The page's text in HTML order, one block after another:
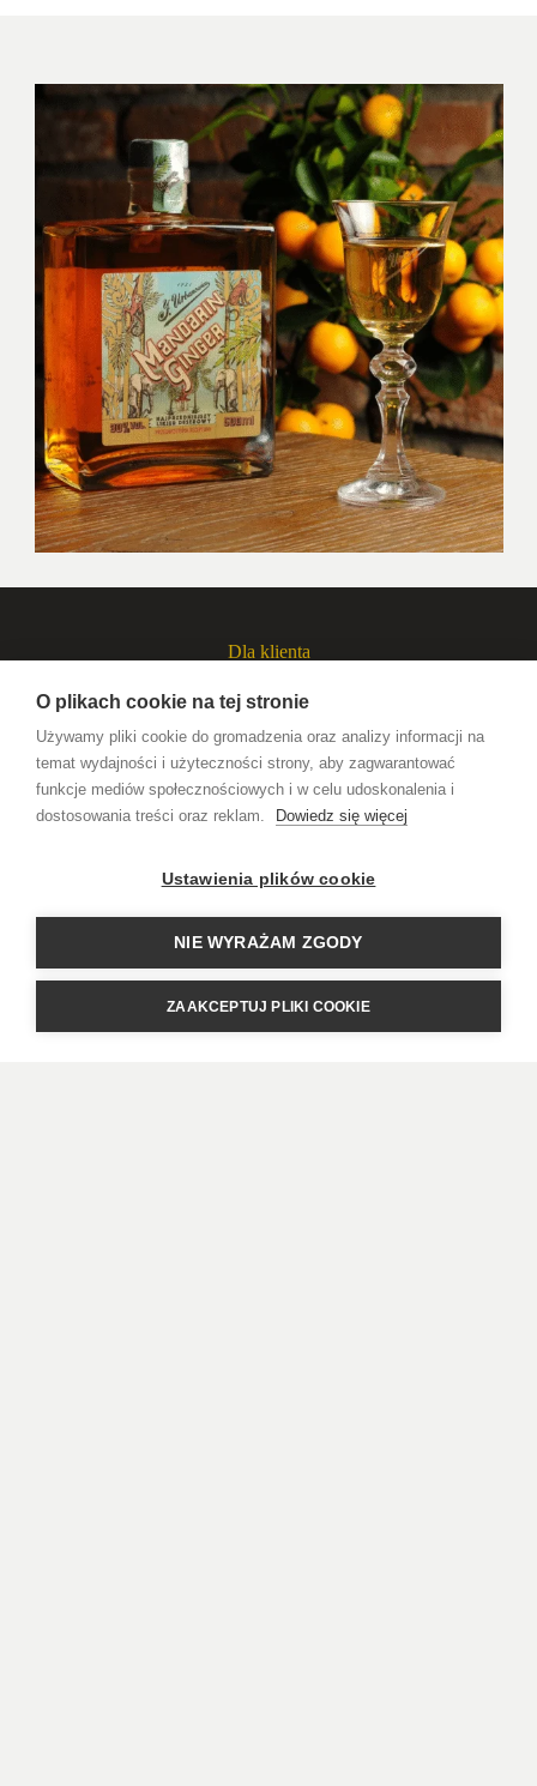
Dla klienta
Moje konto
Warunki zakupu
Polityka prywatności
Regulamin
PROBIERNIA URBANOWICZ sp. z o.o.
Plac Konesera 9, 03-736 Warszawa, Polska
O plikach cookie na tej stronie
Używamy pliki cookie do gromadzenia oraz analizy informacji na
temat wydajności i użyteczności strony, aby zagwarantować
funkcje mediów społecznościowych i w celu udoskonalenia i
dostosowania treści oraz reklam.
Dowiedz się więcej
Ustawienia plików cookie
NIE WYRAŻAM ZGODY
ZAAKCEPTUJ PLIKI COOKIE